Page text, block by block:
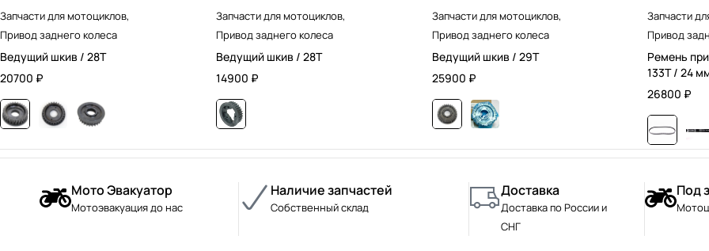
Запчасти для мотоциклов,
Привод заднего колеса
Ведущий шкив / 28T
20700 ₽
Запчасти для мотоциклов,
Привод заднего колеса
Ведущий шкив / 28T
14900 ₽
Запчасти для мотоциклов,
Привод заднего колеса
Ведущий шкив / 29T
25900 ₽
Запчасти
Привод
Ремень
133T / 24
26800 ₽
Мото Эвакуатор
Мотоэвакуация до нас
Наличие запчастей
Собственный склад
Доставка
Доставка по России и
СНГ
Под